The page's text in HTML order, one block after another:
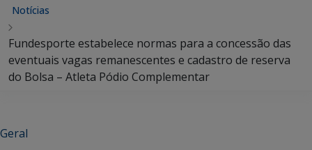
Notícias
Fundesporte estabelece normas para a concessão das
eventuais vagas remanescentes e cadastro de reserva
do Bolsa – Atleta Pódio Complementar
Geral